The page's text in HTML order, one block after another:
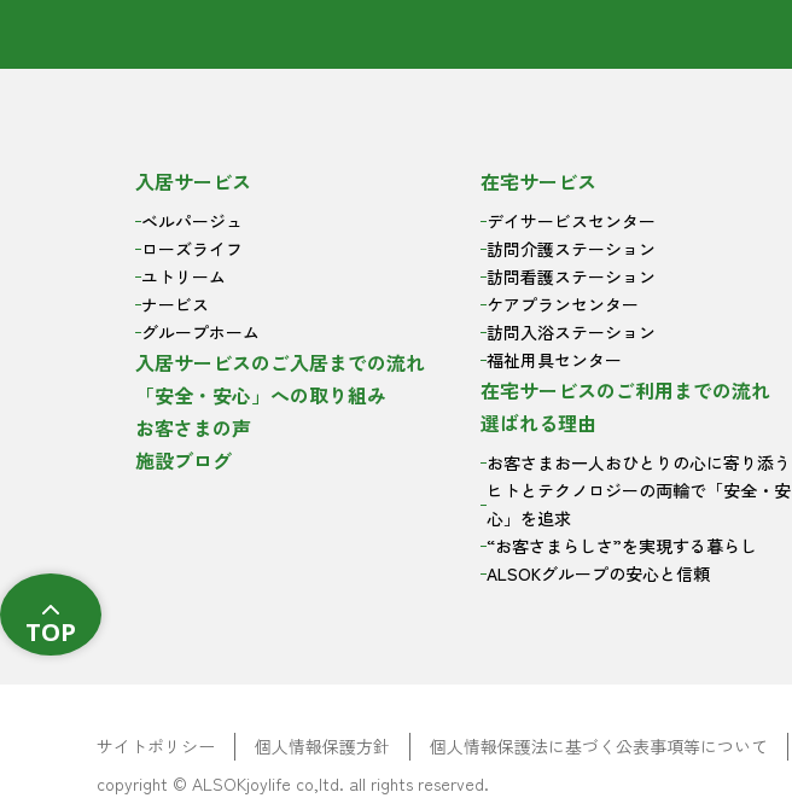
入居サービス
ベルパージュ
ローズライフ
ユトリーム
ナービス
グループホーム
入居サービスのご入居までの流れ
「安全・安心」への取り組み
お客さまの声
施設ブログ
在宅サービス
デイサービスセンター
訪問介護ステーション
訪問看護ステーション
ケアプランセンター
訪問入浴ステーション
福祉用具センター
在宅サービスのご利用までの流れ
選ばれる理由
お客さまお一人おひとりの心に寄り添う
ヒトとテクノロジーの両輪で「安全・安
心」を追求
“お客さまらしさ”を実現する暮らし
ALSOKグループの安心と信頼
TOP
サイトポリシー 個人情報保護方針 個人情報保護法に基づく公表事項等について
copyright © ALSOKjoylife co,ltd. all rights reserved.